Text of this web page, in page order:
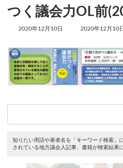
つく議会力OL前
2020年12月10日
最
新
日
2020年12月10日
知りたい用語や著者名を「キーワード検索」
されている地方議会人記事、書籍が検索結果